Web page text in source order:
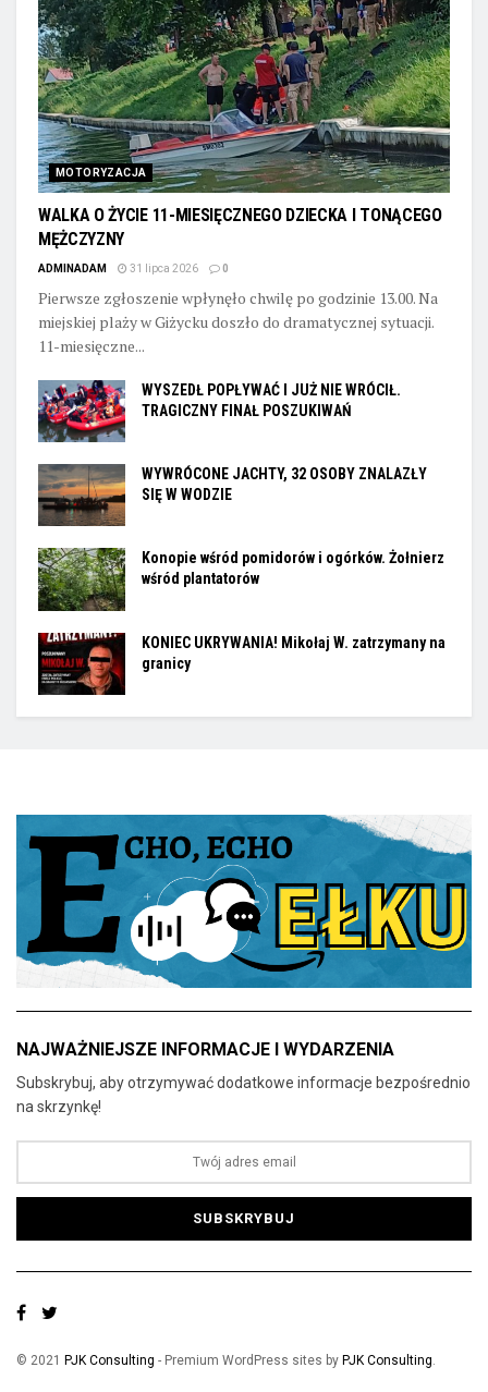
MOTORYZACJA
WALKA O ŻYCIE 11-MIESIĘCZNEGO DZIECKA I TONĄCEGO
MĘŻCZYZNY
ADMINADAM 31 lipca 2026 0
Pierwsze zgłoszenie wpłynęło chwilę po godzinie 13.00. Na
miejskiej plaży w Giżycku doszło do dramatycznej sytuacji.
11-miesięczne...
WYSZEDŁ POPŁYWAĆ I JUŻ NIE WRÓCIŁ.
TRAGICZNY FINAŁ POSZUKIWAŃ
WYWRÓCONE JACHTY, 32 OSOBY ZNALAZŁY
SIĘ W WODZIE
Konopie wśród pomidorów i ogórków. Żołnierz
wśród plantatorów
KONIEC UKRYWANIA! Mikołaj W. zatrzymany na
granicy
NAJWAŻNIEJSZE INFORMACJE I WYDARZENIA
Subskrybuj, aby otrzymywać dodatkowe informacje bezpośrednio
na skrzynkę!
© 2021 PJK Consulting - Premium WordPress sites by PJK Consulting.